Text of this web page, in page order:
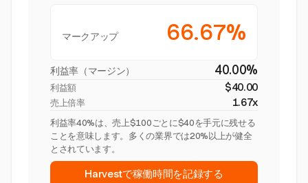
マークアップ 66.67%
利益率（マージン） 40.00%
利益額 $40.00
売上倍率 1.67x
利益率40%は、売上$100ごとに$40を手元に残せる
ことを意味します。多くの業界では20%以上が健全
とされています。
Harvestで稼働時間を記録する